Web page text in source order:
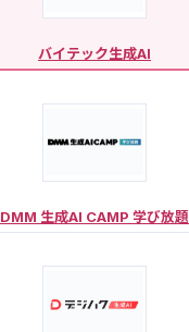
バイテック生成AI
DMM 生成AI CAMP 学び放題